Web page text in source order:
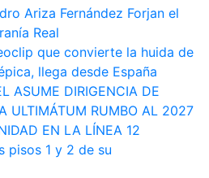
Ariza Fernández Forjan el
Real
que convierte la huida de
llega desde España
ASUME DIRIGENCIA DE
ULTIMÁTUM RUMBO AL 2027
EN LA LÍNEA 12
pisos 1 y 2 de su